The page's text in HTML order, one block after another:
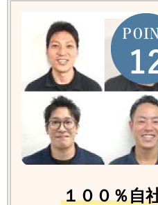
１００％自